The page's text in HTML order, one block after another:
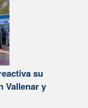
su
Vallenar y